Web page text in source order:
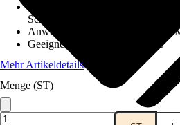
Aushärtend,
Schleifbar, Beizbar, Lackierbar
Anwendung
Füllen, Reparieren,
Geeignet für Untergrund
Holz
Mehr Artikeldetails
Menge (ST)